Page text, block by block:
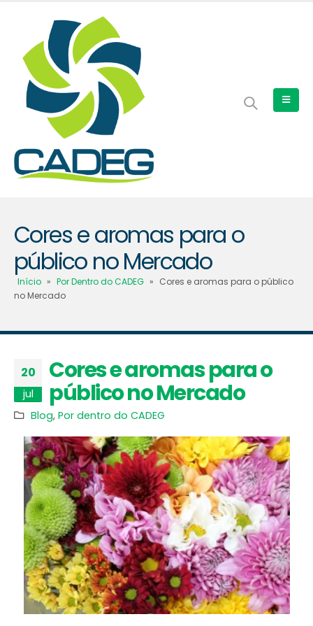
Cores e aromas para o
público no Mercado
Início » Por Dentro do CADEG » Cores e aromas para o público
no Mercado
20
jul
Cores e aromas para o
público no Mercado
Blog,Por dentro do CADEG